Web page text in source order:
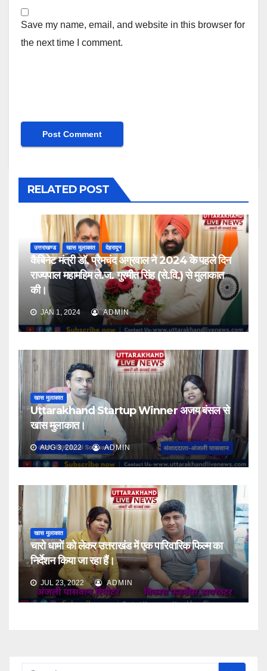
Save my name, email, and website in this browser for
the next time I comment.
RELATED POST
उत्तराखण्ड खास मुलाकात देहरादून
कैबिनेट मंत्री डॉ. प्रेमचंद अग्रवाल ने 2024 के पहले दिन
राज्यपाल महामहिम ले.ज. गुरमीत सिंह (से.वि.) से मुलाकात
की।
JAN 1, 2024 ADMIN
खास मुलाकात
Uttarakhand Startup Winner अजय बंसल से
खास मुलाकात।
AUG 3, 2022 ADMIN
खास मुलाकात
चारो धामों को लेकर उत्तराखंड में एक पारिवारिक फिल्म का
निर्देशन किया जा रहा हैं।
JUL 23, 2022 ADMIN